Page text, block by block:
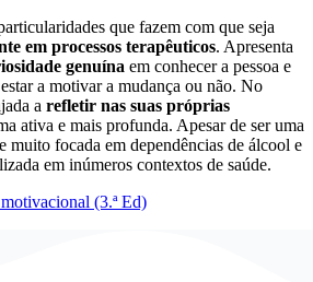
que fazem com que seja
em processos terapêuticos. Apresenta
genuína em conhecer a pessoa e
a motivar a mudança ou não. No
a refletir nas suas próprias
ativa e mais profunda. Apesar de ser uma
muito focada em dependências de álcool e
em inúmeros contextos de saúde.
(3.ª Ed)